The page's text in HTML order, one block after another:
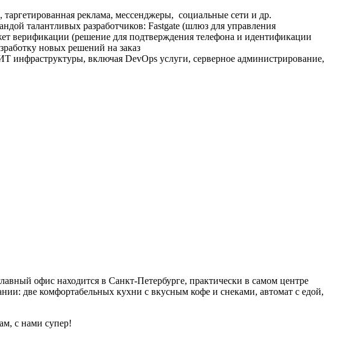
реклама, мессенджеры, социальные сети и др.
талантливых разработчиков: Fastgate (шлюз для управления
верификации (решение для подтверждения телефона и идентификации
новых решений на заказ
включая DevOps услуги, серверное администрирование,
офис находится в Санкт-Петербурге, практически в самом центре
две комфортабельных кухни с вкусным кофе и снеками, автомат с едой,
с нами супер!